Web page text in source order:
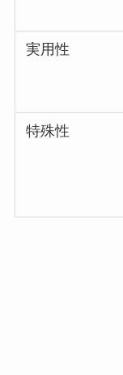
実用性
特殊性